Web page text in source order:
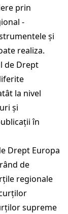
prin
-
și
realiza.
de Drept
la nivel
și
în
Drept Europa
de
regionale
supreme